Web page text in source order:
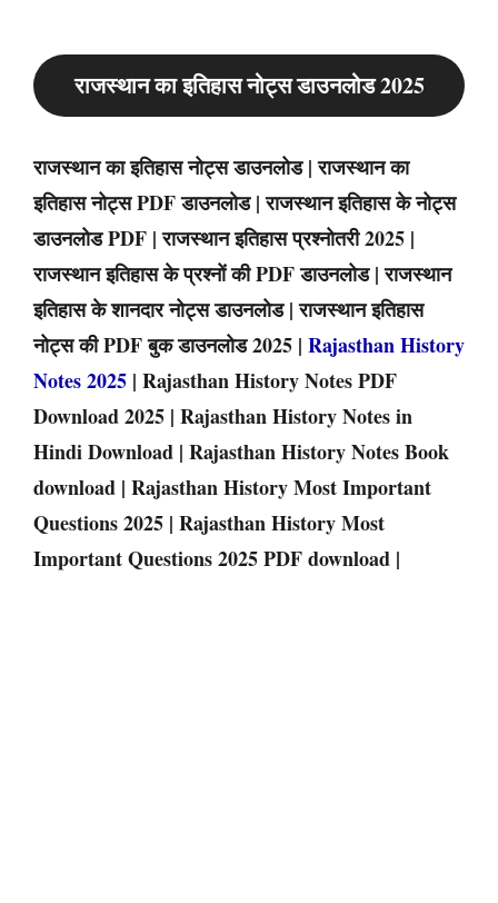
राजस्थान का इतिहास नोट्स डाउनलोड 2025
राजस्थान का इतिहास नोट्स डाउनलोड | राजस्थान का
इतिहास नोट्स PDF डाउनलोड | राजस्थान इतिहास के नोट्स
डाउनलोड PDF | राजस्थान इतिहास प्रश्नोतरी 2025 |
राजस्थान इतिहास के प्रश्नों की PDF डाउनलोड | राजस्थान
इतिहास के शानदार नोट्स डाउनलोड | राजस्थान इतिहास
नोट्स की PDF बुक डाउनलोड 2025 | Rajasthan History
Notes 2025 | Rajasthan History Notes PDF
Download 2025 | Rajasthan History Notes in
Hindi Download | Rajasthan History Notes Book
download | Rajasthan History Most Important
Questions 2025 | Rajasthan History Most
Important Questions 2025 PDF download |